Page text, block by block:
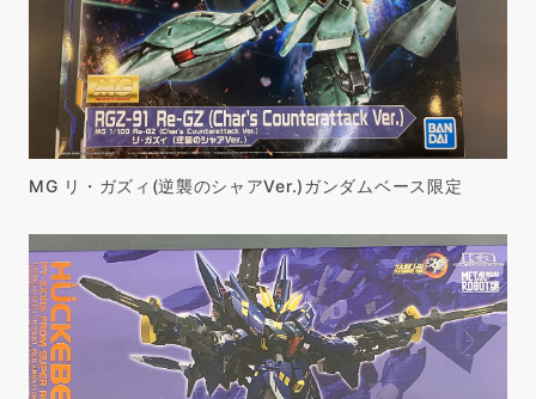
MG リ・ガズィ(逆襲のシャアVer.)ガンダムベース限定